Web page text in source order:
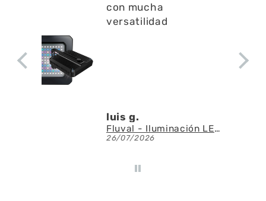
con mucha
versatilidad
luis g.
Fluval - Iluminación LED Nano Reef 4.0 de 25W
26/07/2026